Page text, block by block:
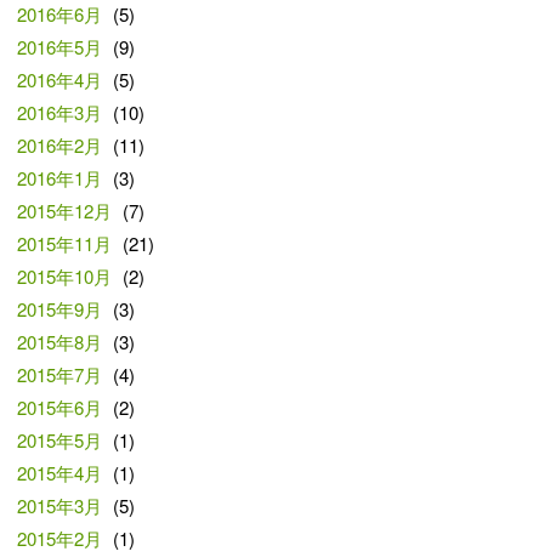
2016年6月
(5)
2016年5月
(9)
2016年4月
(5)
2016年3月
(10)
2016年2月
(11)
2016年1月
(3)
2015年12月
(7)
2015年11月
(21)
2015年10月
(2)
2015年9月
(3)
2015年8月
(3)
2015年7月
(4)
2015年6月
(2)
2015年5月
(1)
2015年4月
(1)
2015年3月
(5)
2015年2月
(1)